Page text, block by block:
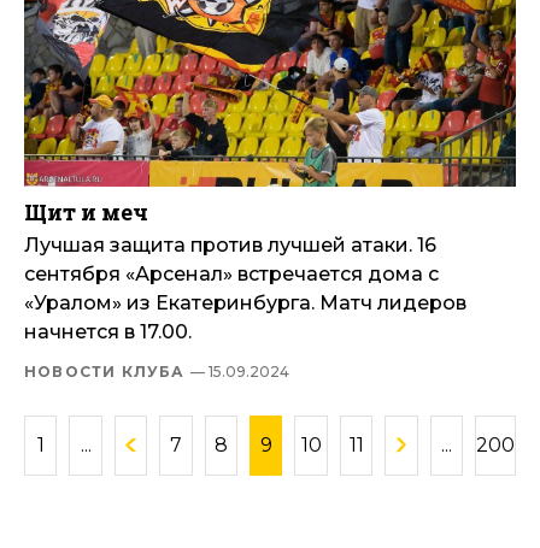
Щит и меч
Лучшая защита против лучшей атаки. 16
сентября «Арсенал» встречается дома с
«Уралом» из Екатеринбурга. Матч лидеров
начнется в 17.00.
НОВОСТИ КЛУБА — 15.09.2024
1 ... 7 8 9 10 11 ... 200